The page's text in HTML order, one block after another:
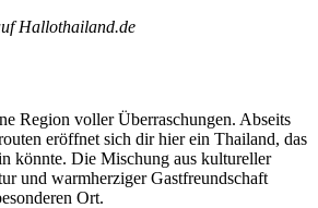
Hallothailand.de
Region voller Überraschungen. Abseits
eröffnet sich dir hier ein Thailand, das
könnte. Die Mischung aus kultureller
und warmherziger Gastfreundschaft
Ort.